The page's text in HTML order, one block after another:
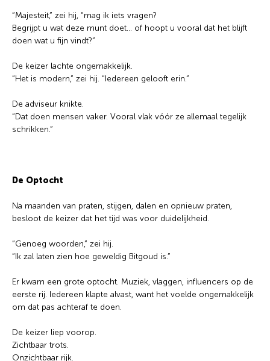
“Majesteit,” zei hij, “mag ik iets vragen?
Begrijpt u wat deze munt doet… of hoopt u vooral dat het blijft
doen wat u fijn vindt?”
De keizer lachte ongemakkelijk.
“Het is modern,” zei hij. “Iedereen gelooft erin.”
De adviseur knikte.
“Dat doen mensen vaker. Vooral vlak vóór ze allemaal tegelijk
schrikken.”
De Optocht
Na maanden van praten, stijgen, dalen en opnieuw praten,
besloot de keizer dat het tijd was voor duidelijkheid.
“Genoeg woorden,” zei hij.
“Ik zal laten zien hoe geweldig Bitgoud is.”
Er kwam een grote optocht. Muziek, vlaggen, influencers op de
eerste rij. Iedereen klapte alvast, want het voelde ongemakkelijk
om dat pas achteraf te doen.
De keizer liep voorop.
Zichtbaar trots.
Onzichtbaar rijk.